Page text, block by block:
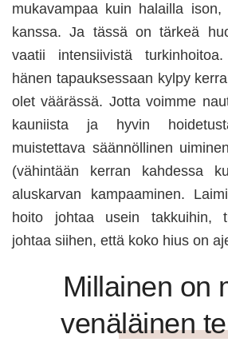
mukavampaa kuin halailla ison,
kanssa. Ja tässä on tärkeä
vaatii intensiivistä
hänen tapauksessaan kylpy
olet väärässä. Jotta voimme
kauniista ja hyvin
muistettava säännöllinen
(vähintään kerran kahdessa
aluskarvan kampaaminen.
hoito johtaa usein takkuihin,
johtaa siihen, että koko hius on
Millainen on
venäläinen